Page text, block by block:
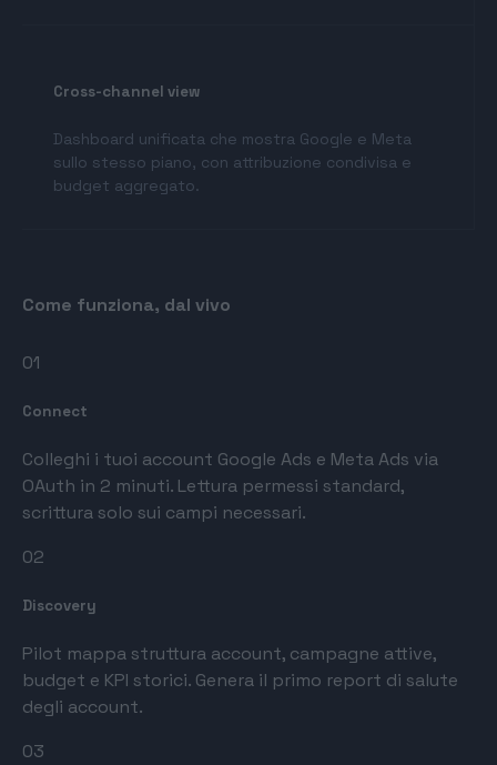
Cross-channel view
Dashboard unificata che mostra Google e Meta
sullo stesso piano, con attribuzione condivisa e
budget aggregato.
Come funziona, dal vivo
01
Connect
Colleghi i tuoi account Google Ads e Meta Ads via
OAuth in 2 minuti. Lettura permessi standard,
scrittura solo sui campi necessari.
02
Discovery
Pilot mappa struttura account, campagne attive,
budget e KPI storici. Genera il primo report di salute
degli account.
03